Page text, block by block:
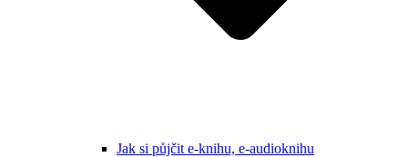
Jak si půjčit e-knihu, e-audioknihu